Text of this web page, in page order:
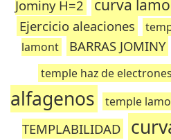
Jominy H=2
curva
Ejercicio aleaciones
lamont
BARRAS JOMINY
temple haz de electrones
alfagenos
temple
TEMPLABILIDAD